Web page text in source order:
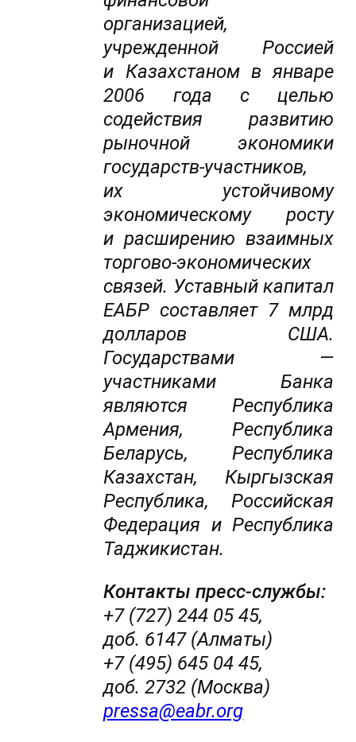
организацией,
учрежденной Россией
и Казахстаном в январе
2006 года с целью
содействия развитию
рыночной экономики
государств-участников,
их устойчивому
экономическому росту
и расширению взаимных
торгово-экономических
связей. Уставный капитал
ЕАБР составляет 7 млрд
долларов США.
Государствами —
участниками Банка
являются Республика
Армения, Республика
Беларусь, Республика
Казахстан, Кыргызская
Республика, Российская
Федерация и Республика
Таджикистан.
Контакты пресс-службы:
+7 (727) 244 05 45,
доб. 6147 (Алматы)
+7 (495) 645 04 45,
доб. 2732 (Москва)
pressa@eabr.org